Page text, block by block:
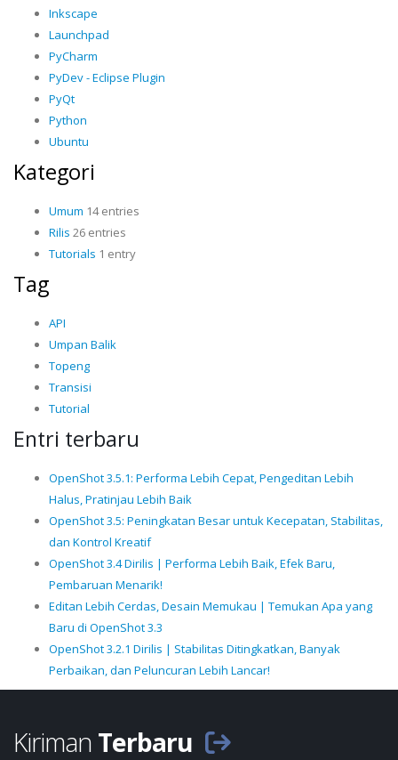
Inkscape
Launchpad
PyCharm
PyDev - Eclipse Plugin
PyQt
Python
Ubuntu
Kategori
Umum 14 entries
Rilis 26 entries
Tutorials 1 entry
Tag
API
Umpan Balik
Topeng
Transisi
Tutorial
Entri terbaru
OpenShot 3.5.1: Performa Lebih Cepat, Pengeditan Lebih
Halus, Pratinjau Lebih Baik
OpenShot 3.5: Peningkatan Besar untuk Kecepatan, Stabilitas,
dan Kontrol Kreatif
OpenShot 3.4 Dirilis | Performa Lebih Baik, Efek Baru,
Pembaruan Menarik!
Editan Lebih Cerdas, Desain Memukau | Temukan Apa yang
Baru di OpenShot 3.3
OpenShot 3.2.1 Dirilis | Stabilitas Ditingkatkan, Banyak
Perbaikan, dan Peluncuran Lebih Lancar!
Kiriman Terbaru